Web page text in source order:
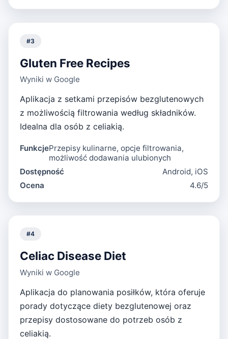
#3
Gluten Free Recipes
Wyniki w Google
Aplikacja z setkami przepisów bezglutenowych
z możliwością filtrowania według składników.
Idealna dla osób z celiakią.
FunkcjePrzepisy kulinarne, opcje filtrowania,
możliwość dodawania ulubionych
Dostępność
Android, iOS
Ocena
4.6/5
#4
Celiac Disease Diet
Wyniki w Google
Aplikacja do planowania posiłków, która oferuje
porady dotyczące diety bezglutenowej oraz
przepisy dostosowane do potrzeb osób z
celiakią.